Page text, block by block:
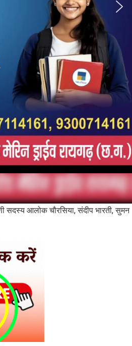
सदस्य आलोक चौरसिया, संदीप भारती, सुमन